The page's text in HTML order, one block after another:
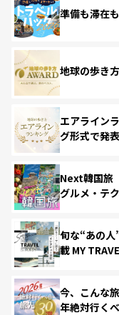
準備も滞在
地球の歩き
エアライン
グ形式で発表
Next韓国旅
グルメ・テ
旬な“あの人
載 MY
今、こんな
年絶対行く